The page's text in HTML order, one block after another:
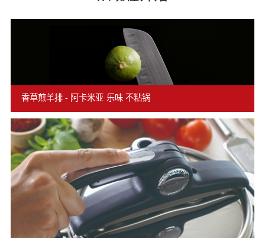
香草煎羊排 - 阿卡米亚·乐味 不粘锅